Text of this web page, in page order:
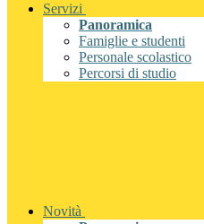
Servizi
Panoramica
Famiglie e studenti
Personale scolastico
Percorsi di studio
Novità